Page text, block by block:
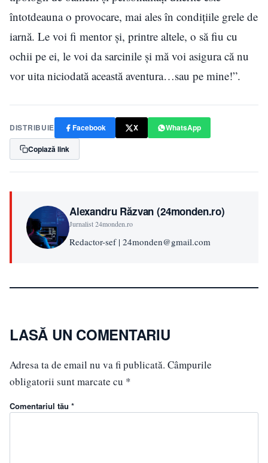
întotdeauna o provocare, mai ales în condițiile grele de
iarnă. Le voi fi mentor și, printre altele, o să fiu cu
ochii pe ei, le voi da sarcinile și mă voi asigura că nu
vor uita niciodată această aventura…sau pe mine!”.
DISTRIBUIE Facebook X
WhatsApp
Copiază link
Alexandru Răzvan (24monden.ro)
Jurnalist 24monden.ro
Redactor-sef | 24monden@gmail.com
LASĂ UN COMENTARIU
Adresa ta de email nu va fi publicată. Câmpurile
obligatorii sunt marcate cu *
Comentariul tău *